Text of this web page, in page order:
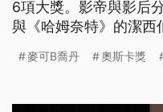
6項大獎。影帝與影后
與《哈姆奈特》的潔西
與最佳原創歌曲獎。
麥可B喬丹 奧斯卡獎